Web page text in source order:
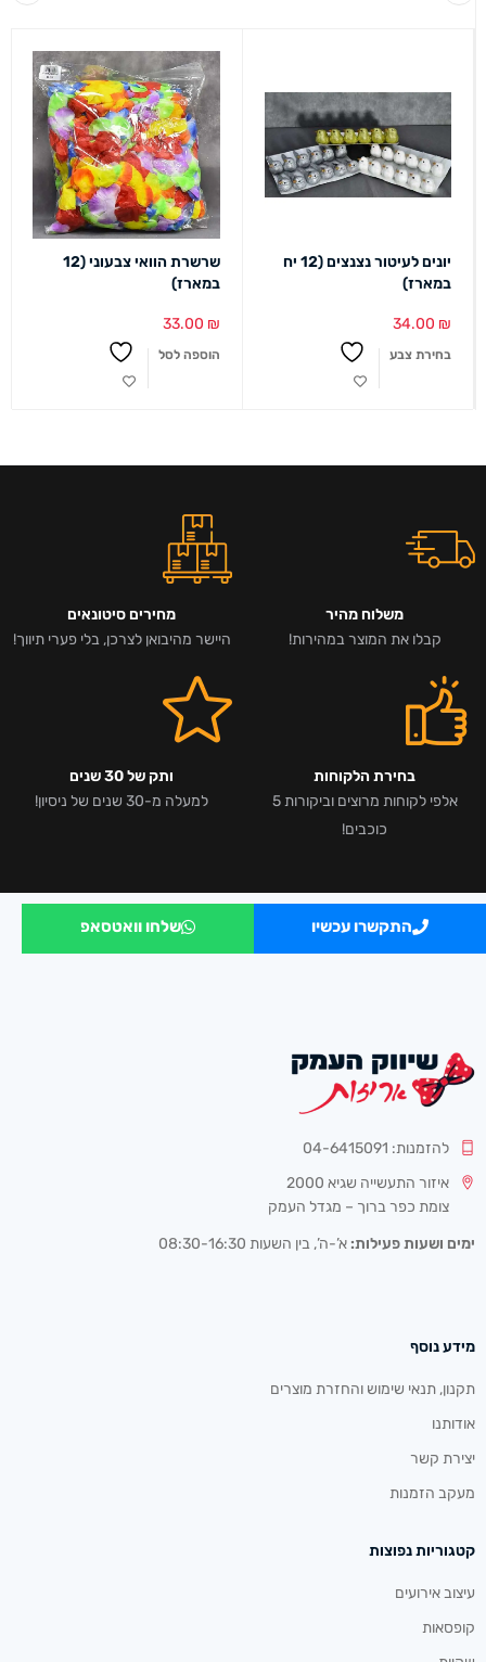
יונים לעיטור נצנצים (12 יח
במארז)
34.00 ₪
בחירת צבע
שרשרת הוואי צבעוני (12
במארז)
33.00 ₪
הוספה לסל
משלוח מהיר
קבלו את המוצר במהירות!
מחירים סיטונאים
היישר מהיבואן לצרכן, בלי פערי תיווך!
בחירת הלקוחות
אלפי לקוחות מרוצים וביקורות 5
כוכבים!
ותק של 30 שנים
למעלה מ-30 שנים של ניסיון!
התקשרו עכשיו שלחו וואטסאפ
להזמנות: 04-6415091
איזור התעשייה שגיא 2000
צומת כפר ברוך – מגדל העמק
ימים ושעות פעילות: א’-ה’, בין השעות 08:30-16:30
מידע נוסף
תקנון, תנאי שימוש והחזרת מוצרים
אודותנו
יצירת קשר
מעקב הזמנות
קטגוריות נפוצות
עיצוב אירועים
קופסאות